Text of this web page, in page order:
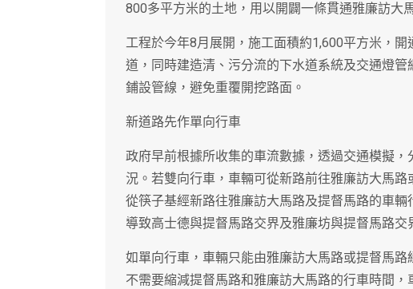
800多平方米的土地，用以開闢一條貫通雅廉訪大
工程於今年8月展開，施工面積約1,600平方米，
道，同時建造清、污分流的下水道系統及交通燈
鋪設管線，避免重覆開挖路面。
新道路先作單向行車
政府早前根據所收集的車流數據，透過交通模擬
況。若雙向行車，車輛可從新路前往雅廉訪大馬
從筷子基經新路往雅廉訪大馬路及提督馬路的車
導致高士德與提督馬路交界及雅廉坊與提督馬路交
如單向行車，車輛只能由雅廉訪大馬路或提督馬
不需要縮減提督馬路和雅廉訪大馬路的行車時間